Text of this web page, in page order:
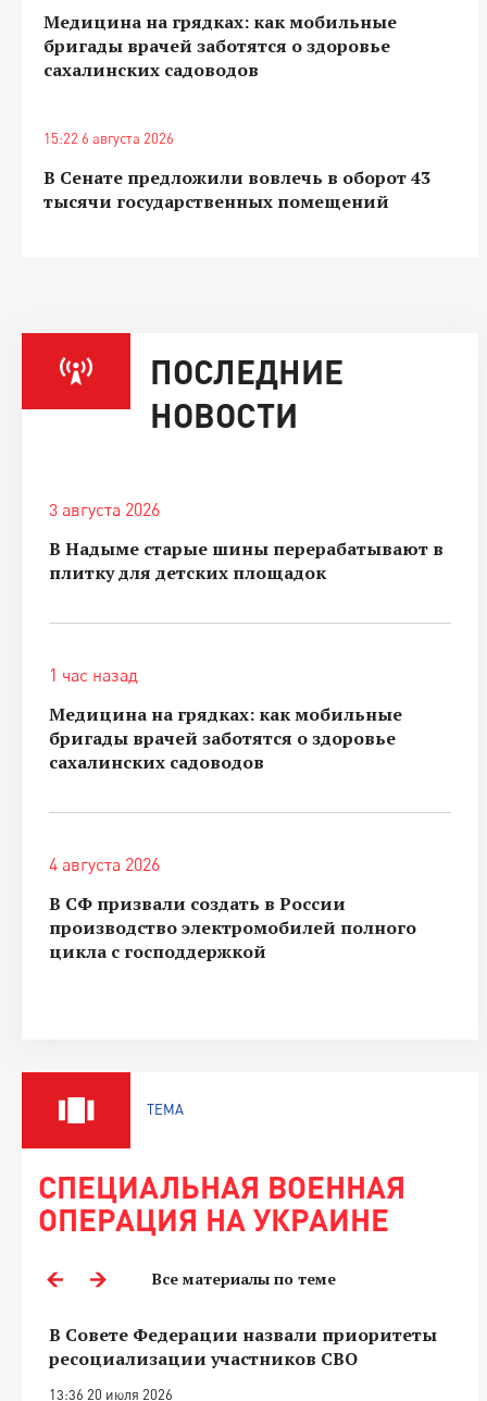
Медицина на грядках: как мобильные
бригады врачей заботятся о здоровье
сахалинских садоводов
15:22 6 августа 2026
В Сенате предложили вовлечь в оборот 43
тысячи государственных помещений
ПОСЛЕДНИЕ
НОВОСТИ
3 августа 2026
В Надыме старые шины перерабатывают в
плитку для детских площадок
1 час назад
Медицина на грядках: как мобильные
бригады врачей заботятся о здоровье
сахалинских садоводов
4 августа 2026
В СФ призвали создать в России
производство электромобилей полного
цикла с господдержкой
ТЕМА
СПЕЦИАЛЬНАЯ ВОЕННАЯ
ОПЕРАЦИЯ НА УКРАИНЕ
Все материалы по теме
В Совете Федерации назвали приоритеты
ресоциализации участников СВО
13:36 20 июля 2026